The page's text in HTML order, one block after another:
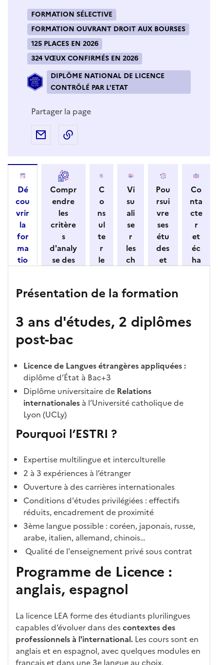
FORMATION SÉLECTIVE
FORMATION OUVRANT DROIT AUX BOURSES
125 PLACES EN 2026
324 VŒUX CONFIRMÉS EN 2026
DIPLÔME NATIONAL DE LICENCE
CONTRÔLÉ PAR L'ETAT
Partager la page
Partager par e-mail
Dé
cou
vrir
la
for
ma
tio
ses
act
éris
tiq
Compr
endre
les
critère
s
d'analy
se des
par
ssemen
t
C
o
ns
ul
te
r
le
o
ali
té
e
c
a
n
at
e
Vi
su
ali
se
r
les
ch
s
ac
cè
fo
ati
on
Pou
rsui
vre
ses
étu
des
et
re
dé
bo
Co
nta
cte
r
et
éc
ha
l'ét
abl
Présentation de la formation
3 ans d'études, 2 diplômes
post-bac
Licence de Langues étrangères appliquées :
diplôme d’État à Bac+3
Diplôme universitaire de Relations
internationales à l’Université catholique de
Lyon (UCLy)
Pourquoi l’ESTRI ?
Expertise multilingue et interculturelle
2 à 3 expériences à l’étranger
Ouverture à des carrières internationales
Conditions d'études privilégiées : effectifs
réduits, encadrement de proximité
3ème langue possible : coréen, japonais, russe,
arabe, italien, allemand, chinois…
Qualité de l'enseignement privé sous contrat
Programme de Licence :
anglais, espagnol
La licence LEA forme des étudiants plurilingues
capables d’évoluer dans descontextes des
professionnels à l'international. Les cours sont en
anglais et en espagnol, avec quelques modules en
français et dans une 3e langue au choix.